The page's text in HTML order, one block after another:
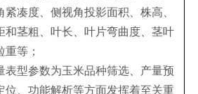
紧凑度、侧视角投影面积、株高、
和茎粗、叶长、叶片弯曲度、茎叶
重等；
表型参数为玉米品种筛选、产量预
位、功能解析等方面发挥着至关重